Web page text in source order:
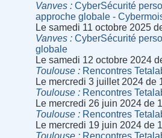
Vanves
CyberSécurité
approche globale -
Le samedi 11 octobre 2025
Vanves
CyberSécurité
globale
Le samedi 12 octobre 2024
Toulouse
Rencontres
Le mercredi 3 juillet 2024 de
Toulouse
Rencontres
Le mercredi 26 juin 2024 de
Toulouse
Rencontres
Le mercredi 19 juin 2024 de